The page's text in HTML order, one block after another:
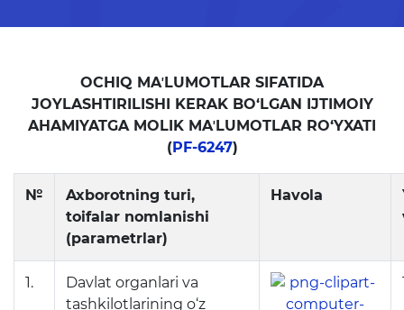
Rekvizitlar
Xalqaro aloqalar
Ochiq majlislar o'tkazish
Ta'lim
Tahliliy ma'lumotlar
Ta'limga doir terminlar
OCHIQ MAʼLUMOTLAR SIFATIDA
JOYLASHTIRILISHI KERAK BO‘LGAN IJTIMOIY
AHAMIYATGA MOLIK MAʼLUMOTLAR RO‘YXATI
(PF-6247)
№
Axborotning turi,
toifalar nomlanishi
(parametrlar)
Havola
1.
Davlat organlari va
tashkilotlarining o‘z